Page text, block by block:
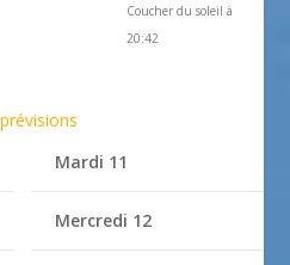
Coucher du soleil à
20:42
Mardi 11
Mercredi 12